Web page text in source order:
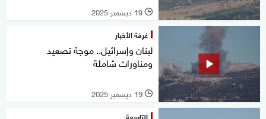
l 19 ديسمبر 2025
غرفة الأخبار
لبنان وإسرائيل.. موجة تصعيد
ومناورات شاملة
l 19 ديسمبر 2025
التاسعة